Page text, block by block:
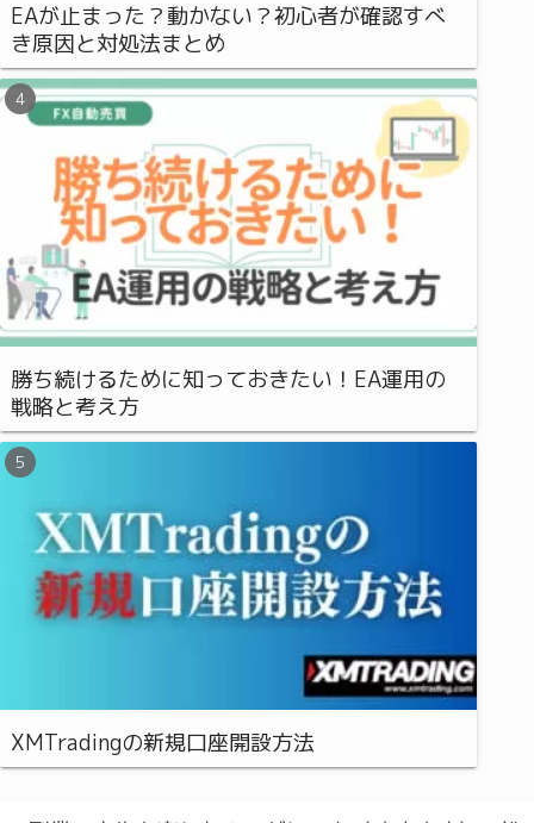
EAが止まった？動かない？初心者が確認すべ
き原因と対処法まとめ
勝ち続けるために知っておきたい！EA運用の
戦略と考え方
XMTradingの新規口座開設方法